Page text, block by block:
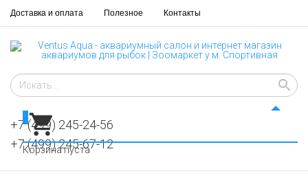
Доставка и оплата Полезное Контакты
+7 (499) 245-24-56
+7 (499) 245-67-12
Корзина пуста